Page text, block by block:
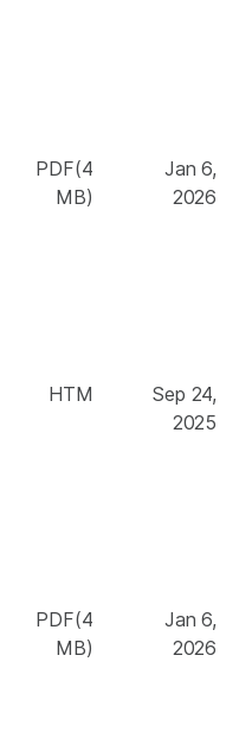
PDF(4
MB)
Jan 6,
2026
HTM
Sep 24,
2025
PDF(4
MB)
Jan 6,
2026